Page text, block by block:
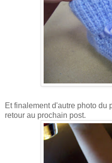
Et finalement d'autre photo du
retour au prochain post.